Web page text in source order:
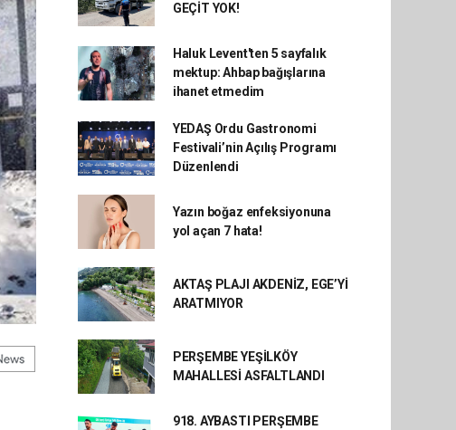
GEÇİT YOK!
Haluk Levent'ten 5 sayfalık
mektup: Ahbap bağışlarına
ihanet etmedim
YEDAŞ Ordu Gastronomi
Festivali’nin Açılış Programı
Düzenlendi
Yazın boğaz enfeksiyonuna
yol açan 7 hata!
AKTAŞ PLAJI AKDENİZ, EGE’Yİ
ARATMIYOR
PERŞEMBE YEŞİLKÖY
MAHALLESİ ASFALTLANDI
918. AYBASTI PERŞEMBE